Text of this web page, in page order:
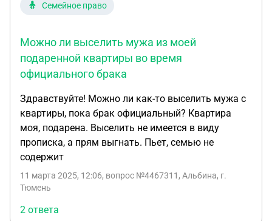
Семейное право
Можно ли выселить мужа из моей
подаренной квартиры во время
официального брака
Здравствуйте! Можно ли как-то выселить мужа с
квартиры, пока брак официальный? Квартира
моя, подарена. Выселить не имеется в виду
прописка, а прям выгнать. Пьет, семью не
содержит
11 марта 2025, 12:06, вопрос №4467311, Альбина, г.
Тюмень
2 ответа